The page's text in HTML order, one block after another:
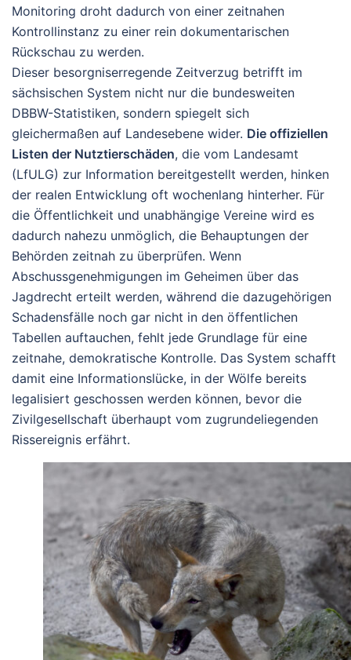
Monitoring droht dadurch von einer zeitnahen
Kontrollinstanz zu einer rein dokumentarischen
Rückschau zu werden.
Dieser besorgniserregende Zeitverzug betrifft im
sächsischen System nicht nur die bundesweiten
DBBW-Statistiken, sondern spiegelt sich
gleichermaßen auf Landesebene wider. Die offiziellen
Listen der Nutztierschäden, die vom Landesamt
(LfULG) zur Information bereitgestellt werden, hinken
der realen Entwicklung oft wochenlang hinterher. Für
die Öffentlichkeit und unabhängige Vereine wird es
dadurch nahezu unmöglich, die Behauptungen der
Behörden zeitnah zu überprüfen. Wenn
Abschussgenehmigungen im Geheimen über das
Jagdrecht erteilt werden, während die dazugehörigen
Schadensfälle noch gar nicht in den öffentlichen
Tabellen auftauchen, fehlt jede Grundlage für eine
zeitnahe, demokratische Kontrolle. Das System schafft
damit eine Informationslücke, in der Wölfe bereits
legalisiert geschossen werden können, bevor die
Zivilgesellschaft überhaupt vom zugrundeliegenden
Rissereignis erfährt.